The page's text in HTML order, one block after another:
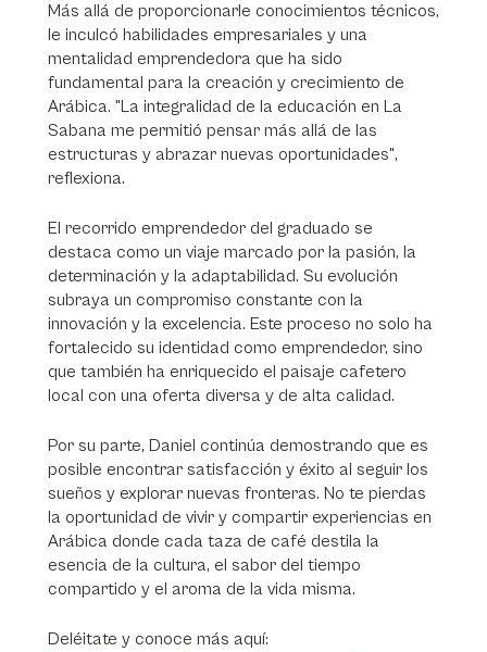
Más allá de proporcionarle conocimientos técnicos,
le inculcó habilidades empresariales y una
mentalidad emprendedora que ha sido
fundamental para la creación y crecimiento de
Arábica. "La integralidad de la educación en La
Sabana me permitió pensar más allá de las
estructuras y abrazar nuevas oportunidades",
reflexiona.
El recorrido emprendedor del graduado se
destaca como un viaje marcado por la pasión, la
determinación y la adaptabilidad. Su evolución
subraya un compromiso constante con la
innovación y la excelencia. Este proceso no solo ha
fortalecido su identidad como emprendedor, sino
que también ha enriquecido el paisaje cafetero
local con una oferta diversa y de alta calidad.
Por su parte, Daniel continúa demostrando que es
posible encontrar satisfacción y éxito al seguir los
sueños y explorar nuevas fronteras. No te pierdas
la oportunidad de vivir y compartir experiencias en
Arábica donde cada taza de café destila la
esencia de la cultura, el sabor del tiempo
compartido y el aroma de la vida misma.
Deléitate y conoce más aquí: